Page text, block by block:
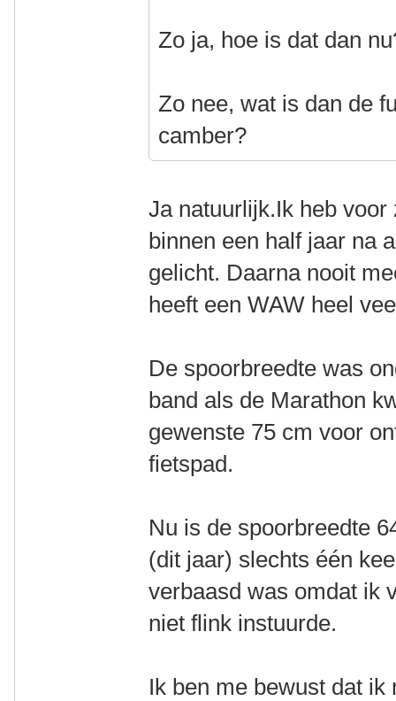
Zo ja, hoe is dat dan
Zo nee, wat is dan de
camber?
Ja natuurlijk.Ik heb
binnen een half jaar na
gelicht. Daarna nooit
heeft een WAW heel
De spoorbreedte was
band als de Marathon
gewenste 75 cm voor
fietspad.
Nu is de spoorbreedte
(dit jaar) slechts één
verbaasd was omdat ik
niet flink instuurde.
Ik ben me bewust dat